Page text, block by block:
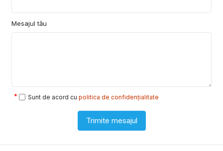
Mesajul tău
Sunt de acord cu politica de confidențialitate
Trimite mesajul